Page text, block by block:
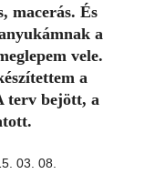
macerás. És
a
vele.
a
terv bejött, a
03. 08.